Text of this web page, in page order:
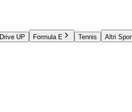
Drive UP Formula E Tennis Altri